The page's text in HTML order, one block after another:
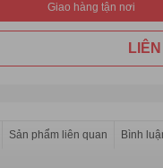
Giao hàng tận nơi
Sản phẩm liên quan Bình